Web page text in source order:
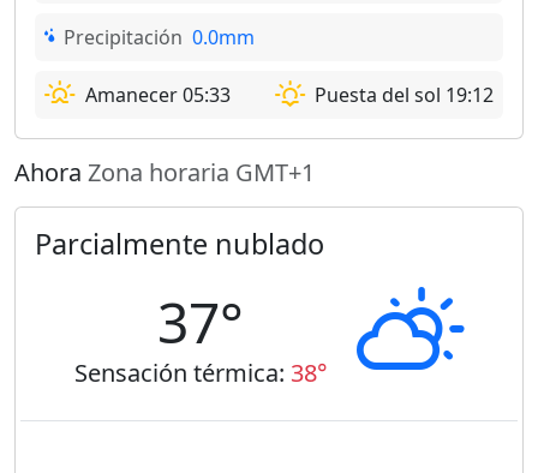
Precipitación 0.0mm
Amanecer 05:33 Puesta del sol 19:12
Ahora Zona horaria GMT+1
Parcialmente nublado
37°
Sensación térmica: 38°